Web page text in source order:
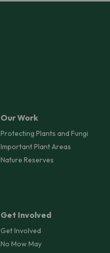
Our Work
Protecting Plants and Fungi
Important Plant Areas
Nature Reserves
Get Involved
Get Involved
No Mow May